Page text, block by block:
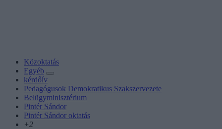
Közoktatás
Egyéb
kérdőív
Pedagógusok Demokratikus Szakszervezete
Belügyminisztérium
Pintér Sándor
Pintér Sándor oktatás
+2